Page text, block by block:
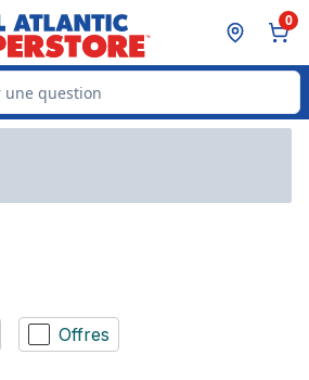
0
Offres